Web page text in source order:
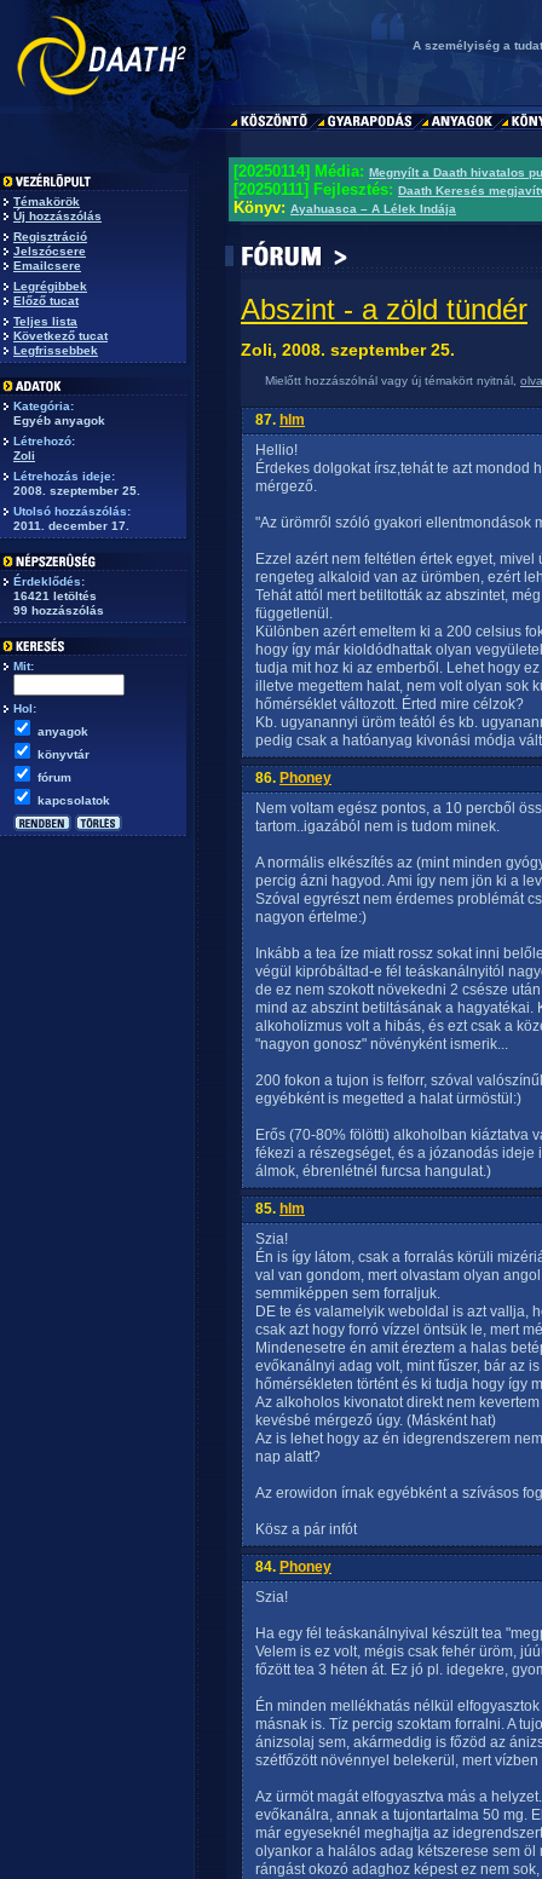
A személyiség a
Témakörök
Új hozzászólás
Regisztráció
Jelszócsere
Emailcsere
Legrégibbek
Előző tucat
Teljes lista
Következő tucat
Legfrissebbek
Kategória:
Egyéb anyagok
Létrehozó:
Zoli
Létrehozás ideje:
2008. szeptember 25.
Utolsó hozzászólás:
2011. december 17.
Érdeklődés:
16421 letöltés
99 hozzászólás
Mit:
Hol:
anyagok
könyvtár
fórum
kapcsolatok
[20250114] Média: Megnyílt a Daath hivatalos
[20250111] Fejlesztés: Daath Keresés
Könyv: Ayahuasca – A Lélek Indája
Abszint - a zöld tündér
Zoli, 2008. szeptember 25.
Mielőtt hozzászólnál vagy új témakört nyitnál,
87. hlm
Hellio!
Érdekes dolgokat írsz,tehát te azt mondod
mérgező.
"Az ürömről szóló gyakori ellentmondások
Ezzel azért nem feltétlen értek egyet,
rengeteg alkaloid van az ürömben, ezért
Tehát attól mert betiltották az abszintet,
függetlenül.
Különben azért emeltem ki a 200 celsius
hogy így már kioldódhattak olyan
tudja mit hoz ki az emberből. Lehet hogy
illetve megettem halat, nem volt olyan sok
hőmérséklet változott. Érted mire célzok?
Kb. ugyanannyi üröm teától és kb.
pedig csak a hatóanyag kivonási módja
86. Phoney
Nem voltam egész pontos, a 10 percből
tartom..igazából nem is tudom minek.
A normális elkészítés az (mint minden
percig ázni hagyod. Ami így nem jön ki a
Szóval egyrészt nem érdemes problémát
nagyon értelme:)
Inkább a tea íze miatt rossz sokat inni
végül kipróbáltad-e fél teáskanálnyitól
de ez nem szokott növekedni 2 csésze
mind az abszint betiltásának a hagyatékai.
alkoholizmus volt a hibás, és ezt csak a
"nagyon gonosz" növényként ismerik...
200 fokon a tujon is felforr, szóval
egyébként is megetted a halat ürmöstül:)
Erős (70-80% fölötti) alkoholban kiáztatva
fékezi a részegséget, és a józanodás
álmok, ébrenlétnél furcsa hangulat.)
85. hlm
Szia!
Én is így látom, csak a forralás körüli
val van gondom, mert olvastam olyan
semmiképpen sem forraljuk.
DE te és valamelyik weboldal is azt vallja,
csak azt hogy forró vízzel öntsük le, mert
Mindenesetre én amit éreztem a halas
evőkanálnyi adag volt, mint fűszer, bár az
hőmérsékleten történt és ki tudja hogy így
Az alkoholos kivonatot direkt nem
kevésbé mérgező úgy. (Másként hat)
Az is lehet hogy az én idegrendszerem
nap alatt?
Az erowidon írnak egyébként a szívásos
Kösz a pár infót
84. Phoney
Szia!
Ha egy fél teáskanálnyival készült tea
Velem is ez volt, mégis csak fehér üröm,
főzött tea 3 héten át. Ez jó pl. idegekre,
Én minden mellékhatás nélkül
másnak is. Tíz percig szoktam forralni. A
ánizsolaj sem, akármeddig is főzöd az
szétfőzött növénnyel belekerül, mert
Az ürmöt magát elfogyasztva más a
evőkanálra, annak a tujontartalma 50 mg.
már egyeseknél meghajtja az
olyankor a halálos adag kétszerese sem
rángást okozó adaghoz képest ez nem